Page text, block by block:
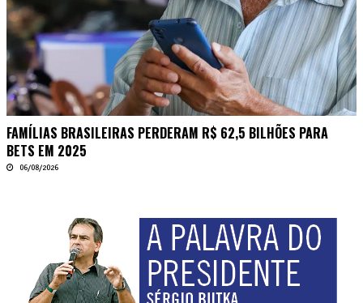
FAMÍLIAS BRASILEIRAS PERDERAM R$ 62,5 BILHÕES PARA
BETS EM 2025
06/08/2026